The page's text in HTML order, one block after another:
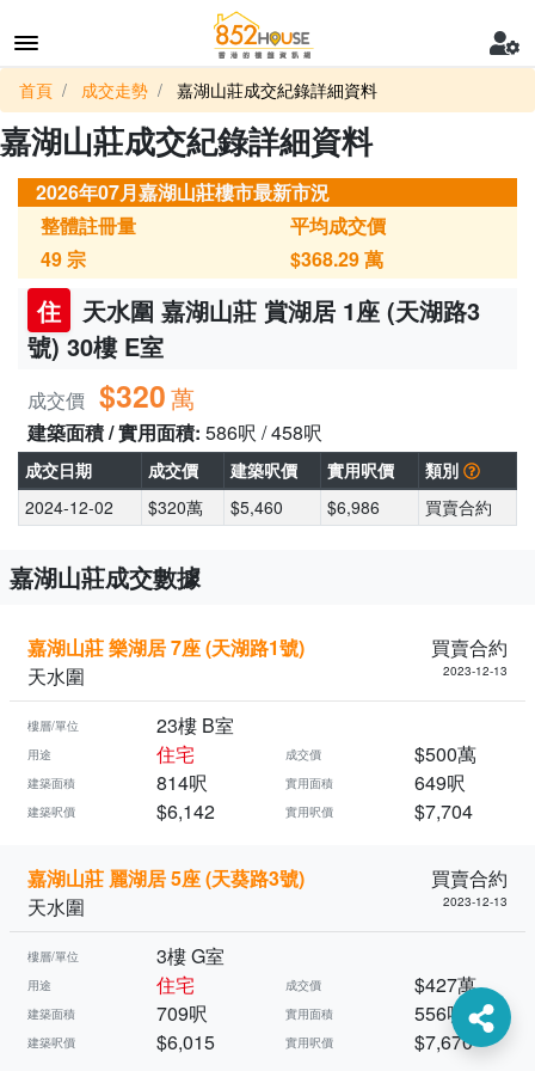
首頁 成交走勢 嘉湖山莊成交紀錄詳細資料
嘉湖山莊成交紀錄詳細資料
2026年07月嘉湖山莊樓市最新市況
整體註冊量
49宗
平均成交價
$368.29萬
住
天水圍 嘉湖山莊 賞湖居 1座 (天湖路3
號) 30樓 E室
成交價 $320萬
建築面積 / 實用面積: 586呎 / 458呎
成交日期 成交價 建築呎價 實用呎價
類別
2024-12-02
$320萬 $5,460 $6,986 買賣合約
嘉湖山莊成交數據
嘉湖山莊 樂湖居 7座 (天湖路1號)
買賣合約
天水圍
2023-12-13
樓層/單位 23樓 B室
用途 住宅 成交價 $500萬
建築面積 814呎 實用面積 649呎
建築呎價 $6,142 實用呎價 $7,704
嘉湖山莊 麗湖居 5座 (天葵路3號)
買賣合約
天水圍
2023-12-13
樓層/單位 3樓 G室
用途 住宅 成交價 $427萬
建築面積 709呎 實用面積 556呎
建築呎價 $6,015 實用呎價 $7,670